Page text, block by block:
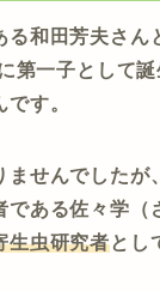
る和田芳夫さん
第一子として
です。
ませんでしたが
である佐々学（
生虫研究者とし